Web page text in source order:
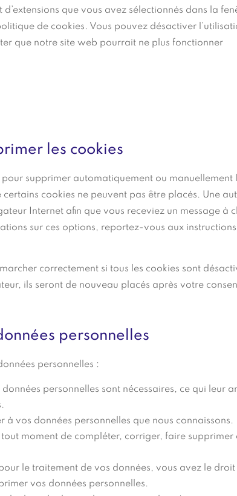
que vous avez sélectionnés dans la
de cookies. Vous pouvez désactiver
que notre site web pourrait ne plus fonctionner
les cookies
supprimer automatiquement ou manuellement
cookies ne peuvent pas être placés. Une
Internet afin que vous receviez un message à
sur ces options, reportez-vous aux
correctement si tous les cookies sont
ils seront de nouveau placés après votre
personnelles
personnelles :
personnelles sont nécessaires, ce qui leur
à vos données personnelles que nous connaissons.
moment de compléter, corriger, faire supprimer
le traitement de vos données, vous avez le droit
vos données personnelles.